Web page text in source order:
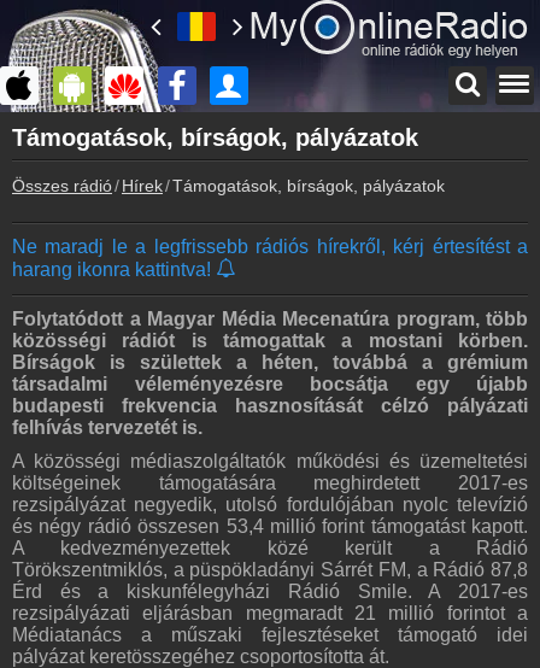
Főoldal
myonlineradio.hu
Bejelentkezés
Kapcsolat
Írj nekünk!
Partnerek
Rádiós partnerek
Rádió beágyazás
Ágyazd be weboldaladba
Készítés lépésről lépésre
Támogatások, bírságok, pályázatok
Összes rádió Hírek Támogatások, bírságok, pályázatok
Ne maradj le a legfrissebb rádiós hírekről, kérj értesítést a
harang ikonra kattintva!
Folytatódott a Magyar Média Mecenatúra program, több
közösségi rádiót is támogattak a mostani körben.
Bírságok is születtek a héten, továbbá a grémium
társadalmi véleményezésre bocsátja egy újabb
budapesti frekvencia hasznosítását célzó pályázati
felhívás tervezetét is.
A közösségi médiaszolgáltatók működési és üzemeltetési
költségeinek támogatására meghirdetett 2017-es
rezsipályázat negyedik, utolsó fordulójában nyolc televízió
és négy rádió összesen 53,4 millió forint támogatást kapott.
A kedvezményezettek közé került a Rádió
Törökszentmiklós, a püspökladányi Sárrét FM, a Rádió 87,8
Érd és a kiskunfélegyházi Rádió Smile. A 2017-es
rezsipályázati eljárásban megmaradt 21 millió forintot a
Médiatanács a műszaki fejlesztéseket támogató idei
pályázat keretösszegéhez csoportosította át.